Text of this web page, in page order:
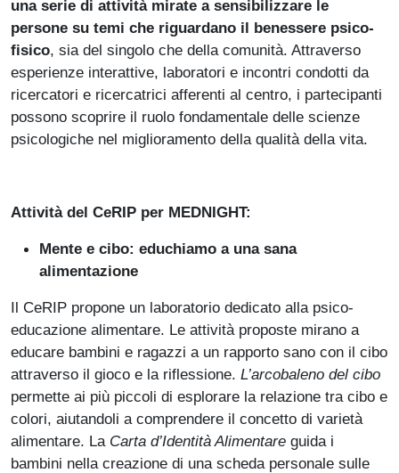
una serie di attività mirate a sensibilizzare le
persone su temi che riguardano il benessere psico-
fisico, sia del singolo che della comunità. Attraverso
esperienze interattive, laboratori e incontri condotti da
ricercatori e ricercatrici afferenti al centro, i partecipanti
possono scoprire il ruolo fondamentale delle scienze
psicologiche nel miglioramento della qualità della vita.
Attività del CeRIP per MEDNIGHT:
Mente e cibo: educhiamo a una sana
alimentazione
Il CeRIP propone un laboratorio dedicato alla psico-
educazione alimentare. Le attività proposte mirano a
educare bambini e ragazzi a un rapporto sano con il cibo
attraverso il gioco e la riflessione. L’arcobaleno del cibo
permette ai più piccoli di esplorare la relazione tra cibo e
colori, aiutandoli a comprendere il concetto di varietà
alimentare. La Carta d’Identità Alimentare guida i
bambini nella creazione di una scheda personale sulle